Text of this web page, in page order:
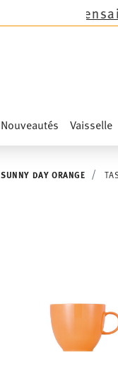
Nouveautés Vaisselle
SUNNY DAY ORANGE